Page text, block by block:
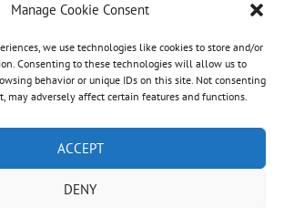
Manage Cookie Consent
we use technologies like cookies to store and/or
Consenting to these technologies will allow us to
behavior or unique IDs on this site. Not consenting
may adversely affect certain features and functions.
ACCEPT
DENY